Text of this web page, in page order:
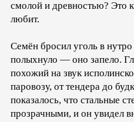
смолой и древностью? Это
любит.
Семён бросил уголь в
полыхнуло — оно запело.
похожий на звук
паровозу, от тендера до
показалось, что стальные
прозрачными, и он увидел